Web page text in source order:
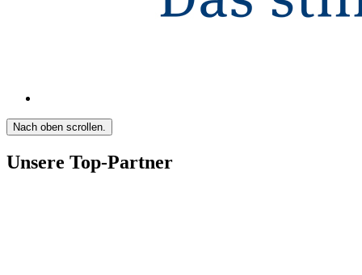
Nach oben scrollen.
Unsere Top-Partner